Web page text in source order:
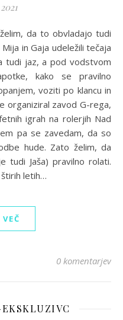
in Gaja udeležili tečaja
tudi jaz, a pod vodstvom
kako se pravilno
voziti po klancu in
organiziral zavod G-rega,
igrah na rolerjih Nad
pa se zavedam, da so
hude. Zato želim, da
tudi Jaša) pravilno rolati.
letih…
0 komentarjev